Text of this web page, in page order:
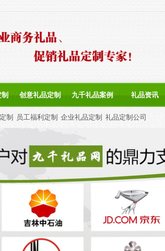
创意礼品定制 九千礼品案例 礼品资讯
制 员工福利定制 企业礼品定制 礼品定制公司